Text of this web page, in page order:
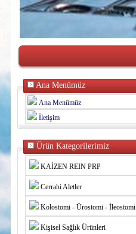
Ana Menümüz
Ana Menümüz
İletişim
Ürün Kategorilerimiz
KAİZEN REIN PRP
Cerrahi Aletler
Kolostomi - Ürostomi - İleostomi
Kişisel Sağlık Ürünleri